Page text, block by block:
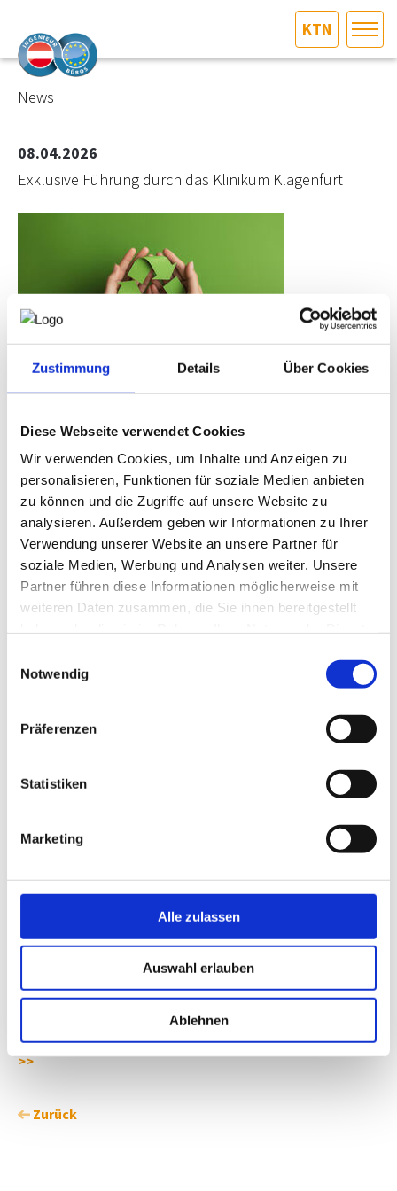
Zustimmung Details Über Cookies
Diese Webseite verwendet Cookies
Wir verwenden Cookies, um Inhalte und Anzeigen zu
personalisieren, Funktionen für soziale Medien anbieten
zu können und die Zugriffe auf unsere Website zu
analysieren. Außerdem geben wir Informationen zu Ihrer
Verwendung unserer Website an unsere Partner für
soziale Medien, Werbung und Analysen weiter. Unsere
Partner führen diese Informationen möglicherweise mit
weiteren Daten zusammen, die Sie ihnen bereitgestellt
Notwendig
Präferenzen
Statistiken
Marketing
Alle zulassen
Auswahl erlauben
Ablehnen
KTN
DAS INGENIEURBÜRO
MITGLIEDER­VERZEICHNIS
NEWS
PRÜFING
BETRIEBSCHECK
PRÜFING
News
08.04.2026
Exklusive Führung durch das Klinikum Klagenfurt
Klima, Hitze und UV-Belastung: Fachlicher Austausch im
Die Auswirkungen von Klima, Hitze und UV-Belastung
gewinnen auch für Ingenieurbüros zunehmend an
Bedeutung - insbesondere was die Prävention und Planung
betrifft. Aus diesem Grund laden der Verband
Österreichischer Sicherheits-Expert:innen (VÖSI) und der
Fachverband der Ingenieurbüros zu einer gemeinsamen
Veranstaltung nach Klagenfurt ein.
Am 23. April 2026 stehen im Klinikum Klagenfurt aktuelle
beleuchten die Thematik aus unterschiedlichen
14 bis 16 Uhr:
Melanie Gössinger, AUVA Klagenfurt, Fachkundiges
Felix Durstmüller, Gesundheit Österreich Wien
Christian Hassler, Arbeitsinspektorat Kärnten
Anmeldung
Eine Anmeldung ist ausschließlich über den VÖSI möglich.
Aufgrund begrenzter Plätze wird um verlässliche Zu- und
Absagen gebeten:oberdorfer@voesi.at
Parkmöglichkeit und Lageplan des Klinikum Klagenfurt
>>
Zurück